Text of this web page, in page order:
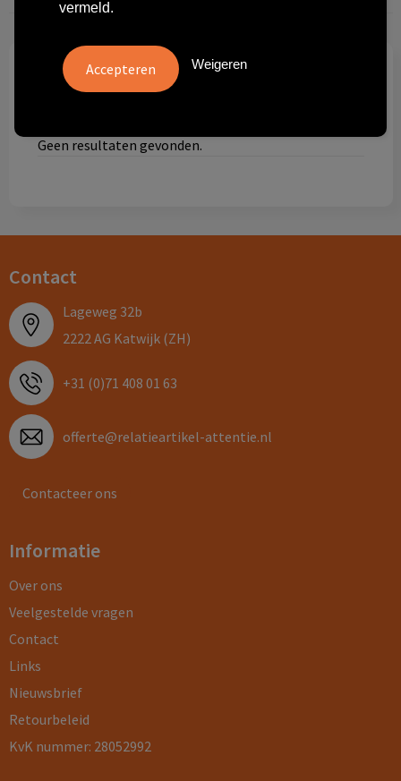
Technologie & gadgets
Geen resultaten gevonden.
Contact
Lageweg 32b
2222 AG Katwijk (ZH)
+31 (0)71 408 01 63
offerte@relatieartikel-attentie.nl
Contacteer ons
Informatie
Over ons
Veelgestelde vragen
Contact
Links
Nieuwsbrief
Retourbeleid
KvK nummer: 28052992
vermeld.
Weigeren